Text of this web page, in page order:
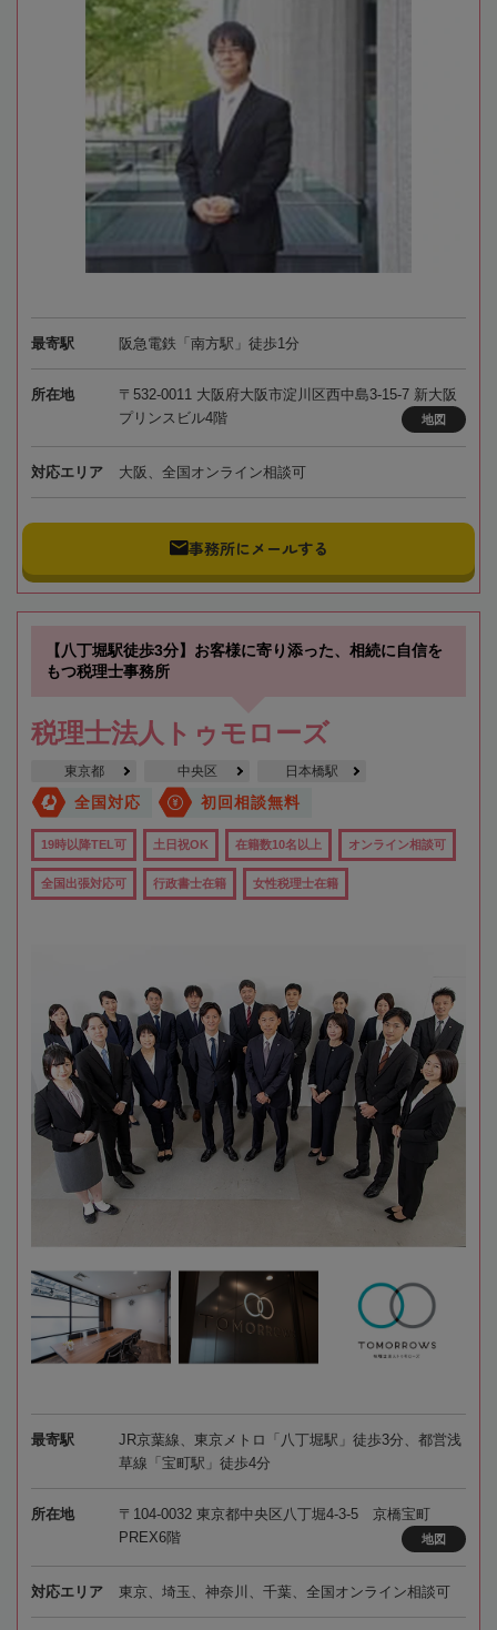
最寄駅 阪急電鉄「南方駅」徒歩1分
所在地
〒532-0011 大阪府大阪市淀川区西中島3-15-7 新大阪
プリンスビル4階
地図
対応エリア 大阪、全国オンライン相談可
事務所にメールする
【八丁堀駅徒歩3分】お客様に寄り添った、相続に自信を
もつ税理士事務所
税理士法人トゥモローズ
東京都 中央区 日本橋駅
全国対応 初回相談無料
19時以降TEL可 土日祝OK 在籍数10名以上 オンライン相談可
全国出張対応可 行政書士在籍 女性税理士在籍
最寄駅
JR京葉線、東京メトロ「八丁堀駅」徒歩3分、都営浅
草線「宝町駅」徒歩4分
所在地
〒104-0032 東京都中央区八丁堀4-3-5 京橋宝町
PREX6階
地図
対応エリア 東京、埼玉、神奈川、千葉、全国オンライン相談可